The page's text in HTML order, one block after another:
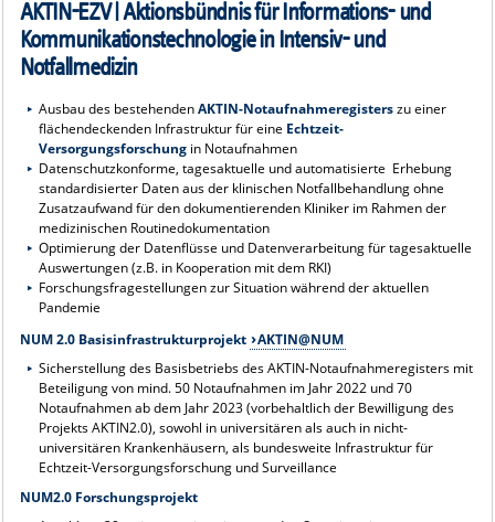
AKTIN-EZV | Aktionsbündnis für Informations- und
Kommunikationstechnologie in Intensiv- und
Notfallmedizin
Ausbau des bestehendenAKTIN-Notaufnahmeregisterszu einer
flächendeckenden Infrastruktur für eine Echtzeit-
Versorgungsforschung in Notaufnahmen
Datenschutzkonforme, tagesaktuelle und automatisierte Erhebung
standardisierter Daten aus der klinischen Notfallbehandlung ohne
Zusatzaufwand für den dokumentierenden Kliniker im Rahmen der
medizinischen Routinedokumentation
Optimierung der Datenflüsse und Datenverarbeitung für tagesaktuelle
Auswertungen (z.B. in Kooperation mit dem RKI)
Forschungsfragestellungen zur Situation während der aktuellen
Pandemie
NUM 2.0 Basisinfrastrukturprojekt
AKTIN@NUM
Sicherstellung des Basisbetriebs des AKTIN-Notaufnahmeregisters mit
Beteiligung von mind. 50 Notaufnahmen im Jahr 2022 und 70
Notaufnahmen ab dem Jahr 2023 (vorbehaltlich der Bewilligung des
Projekts AKTIN2.0), sowohl in universitären als auch in nicht-
universitären Krankenhäusern, als bundesweite Infrastruktur für
Echtzeit-Versorgungsforschung und Surveillance
NUM2.0 Forschungsprojekt